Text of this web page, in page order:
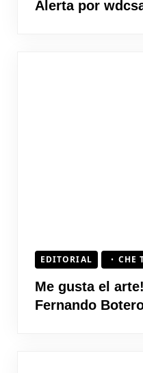
Alerta por
EDITORIAL CHE
Me gusta el
Fernando